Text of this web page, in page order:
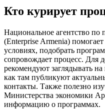
Кто курирует
Национальное агентство
(Enterprise Armenia)
условиях, подобрать
сопровождает процесс. Для
рекомендуют заглядывать
как там публикуют
контакты. Также полезно
Министерства экономики
информацию о программах.